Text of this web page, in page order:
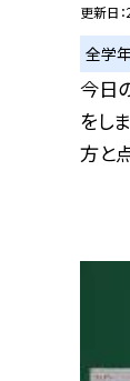
更新日
全学
今日
をし
方と